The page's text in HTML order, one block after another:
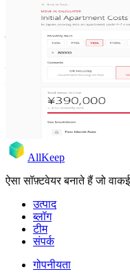
Japan Life Hub
लागत की गणना करें
महीनों की रिसर्च और
— एक्सपैट्स और जापान जाने
1 दिस॰ 2025Rodion
AllKeep
ऐसा सॉफ़्टवेयर बनाते हैं जो
उत्पाद
ब्लॉग
टीम
संपर्क
गोपनीयता